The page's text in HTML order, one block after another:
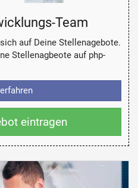
Team
auf Deine Stellenagebote.
Stellenagbeote auf php-
eintragen